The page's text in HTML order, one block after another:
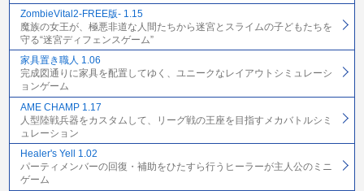
ZombieVital2-FREE版- 1.15
魔族の女王が、極悪非道な人間たちから迷宮とスライムの子どもたちを
守る“迷宮ディフェンスゲーム”
家具置き職人 1.06
完成図通りに家具を配置してゆく、ユニークなレイアウトシミュレーシ
ョンゲーム
AME CHAMP 1.17
人型陸戦兵器をカスタムして、リーグ戦の王座を目指すメカバトルシミ
ュレーション
Healer's Yell 1.02
パーティメンバーの回復・補助をひたすら行うヒーラーが主人公のミニ
ゲーム